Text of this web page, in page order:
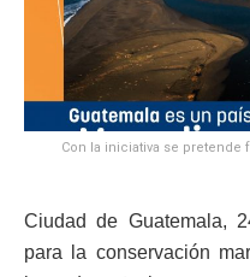
Con la iniciativa se
Ciudad de Guatemala,
para la conservación